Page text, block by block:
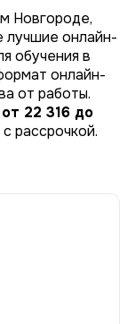
Новгороде,
лучшие онлайн-
обучения в
онлайн-
от работы.
от 22 316 до
рассрочкой.